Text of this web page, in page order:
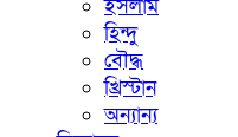
ইসলাম
হিন্দু
বৌদ্ধ
খ্রিস্টান
অন্যান্য